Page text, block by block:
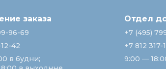
заказа
96-69
42
в будни;
Отдел
+7 (495)
+7 812 317-
9:00 —